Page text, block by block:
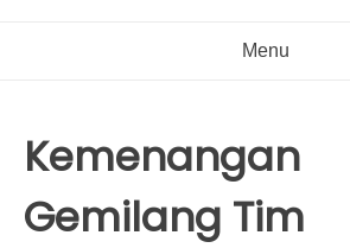
Menu
Kemenangan
Gemilang Tim